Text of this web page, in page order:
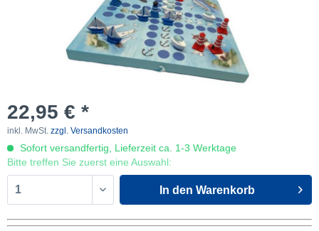
22,95 € *
inkl. MwSt. zzgl. Versandkosten
Sofort versandfertig, Lieferzeit ca. 1-3 Werktage
Bitte treffen Sie zuerst eine Auswahl:
In den Warenkorb